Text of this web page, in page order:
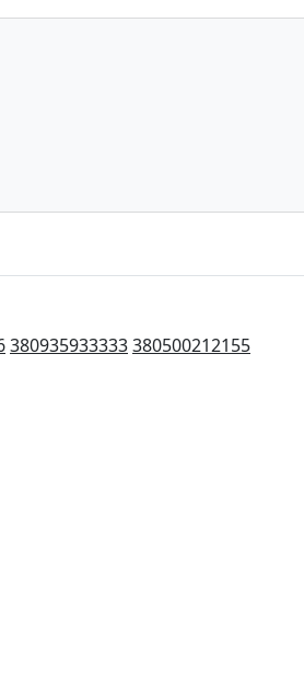
380935933333380500212155